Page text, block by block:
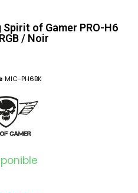
of Gamer PRO-H6
/ Noir
MIC-PH6BK